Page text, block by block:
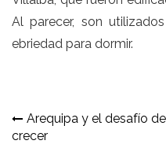
Al parecer, son
ebriedad para dormir.
Navegación
de
Arequipa y el desafío de
crecer